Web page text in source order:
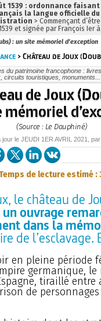
: un site mémoriel d’exception
> Château de Joux
du patrimoine francophone :
circuits touristiques, monuments...
de Joux
mémoriel
(Source : Le Dauphiné)
jour le JEUDI 1ER AVRIL 2021 ,
de lecture estimé :
le château de
ouvrage
dans la
de l’esclavage.
en pleine période
germanique, le
tiraillé
de
1539 : ordonnance
la langue officielle
> Commençant
et signée par François Ier